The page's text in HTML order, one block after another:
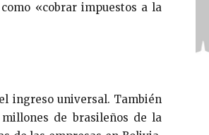
«cobrar impuestos a la
ingreso universal. También
de brasileños de la